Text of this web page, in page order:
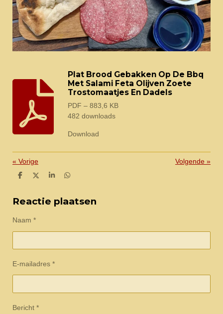
Plat Brood Gebakken Op De Bbq
Met Salami Feta Olijven Zoete
Trostomaatjes En Dadels
PDF – 883,6 KB
482 downloads
Download
« Vorige Volgende »
D
e
n
D
l
S
e
D
e
n
Reactie plaatsen
Naam *
E-mailadres *
Bericht *